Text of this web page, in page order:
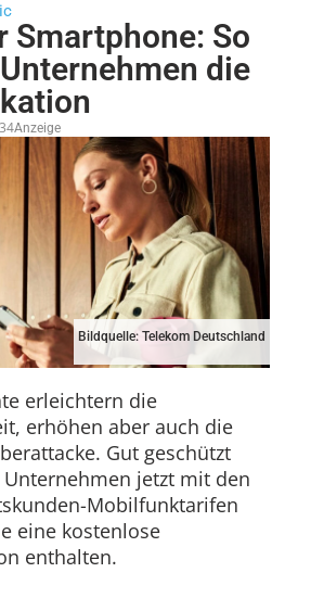
Smartphone: So
die
Anzeige
Bildquelle: Telekom Deutschland
erleichtern die
erhöhen aber auch die
Gut geschützt
jetzt mit den
Mobilfunktarifen
eine kostenlose
enthalten.